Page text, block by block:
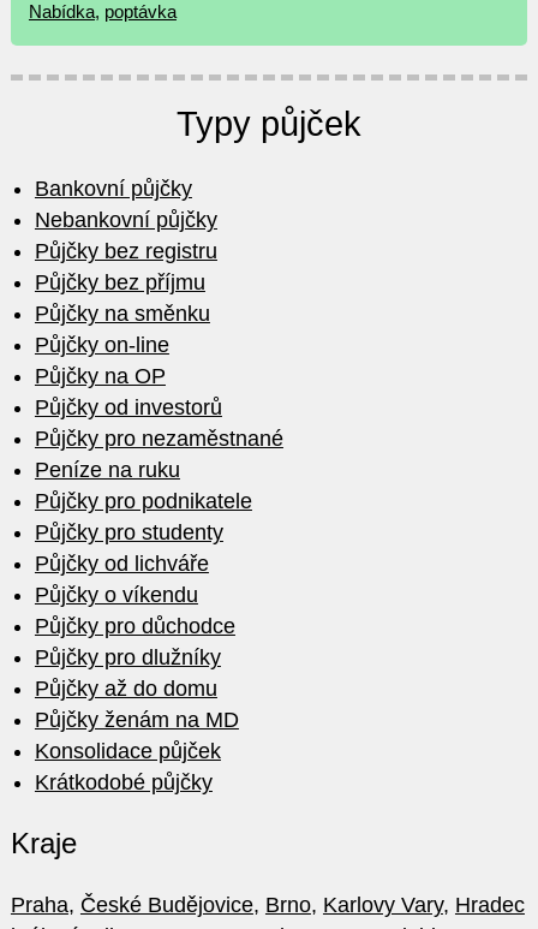
Nabídka, poptávka
Typy půjček
Bankovní půjčky
Nebankovní půjčky
Půjčky bez registru
Půjčky bez příjmu
Půjčky na směnku
Půjčky on-line
Půjčky na OP
Půjčky od investorů
Půjčky pro nezaměstnané
Peníze na ruku
Půjčky pro podnikatele
Půjčky pro studenty
Půjčky od lichváře
Půjčky o víkendu
Půjčky pro důchodce
Půjčky pro dlužníky
Půjčky až do domu
Půjčky ženám na MD
Konsolidace půjček
Krátkodobé půjčky
Kraje
Praha, České Budějovice, Brno, Karlovy Vary, Hradec